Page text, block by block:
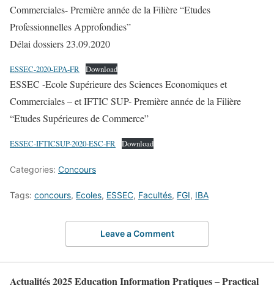
Commerciales- Première année de la Filière “Etudes
Professionnelles Approfondies”
Délai dossiers 23.09.2020
ESSEC-2020-EPA-FR Download
ESSEC -Ecole Supérieure des Sciences Economiques et
Commerciales – et IFTIC SUP- Première année de la Filière
“Etudes Supérieures de Commerce”
ESSEC-IFTICSUP-2020-ESC-FR Download
Categories: Concours
Tags: concours, Ecoles, ESSEC, Facultés, FGI, IBA
Leave a Comment
Actualités 2025 Education Information Pratiques – Practical